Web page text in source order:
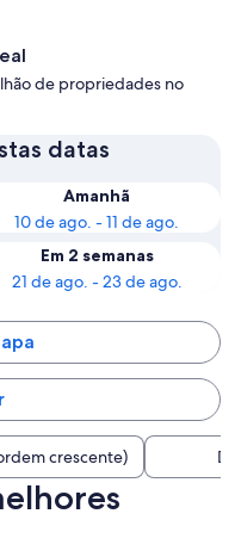
de propriedades no
datas
Amanhã
10 de ago. - 11 de ago.
Em 2 semanas
21 de ago. - 23 de ago.
crescente)